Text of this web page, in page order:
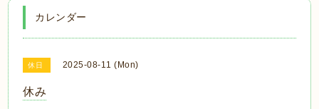
カレンダー
休日 2025-08-11 (Mon)
休み